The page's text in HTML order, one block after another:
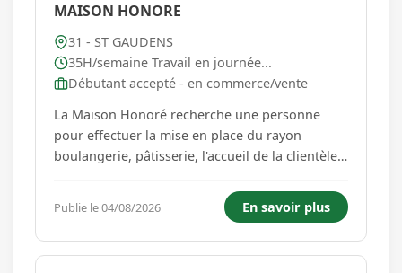
MAISON HONORE
31 - ST GAUDENS
35H/semaine Travail en journée...
Débutant accepté - en commerce/vente
La Maison Honoré recherche une personne
pour effectuer la mise en place du rayon
boulangerie, pâtisserie, l'accueil de la clientèle,
points de vente : ST GAUDENS et ASPET 2 jours
de repos consécuti...
Publie le 04/08/2026 En savoir plus